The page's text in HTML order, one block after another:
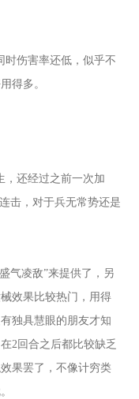
时伤害率还低，似乎不
得多。
，还经过之前一次加
击，对于兵无常势还是
气凌敌”来提供了，另
效果比较热门，用得
独具慧眼的朋友才知
2回合之后都比较缺乏
果罢了，不像计穷类